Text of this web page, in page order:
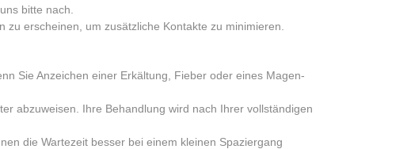
bitte nach.
erscheinen, um zusätzliche Kontakte zu minimieren.
Sie Anzeichen einer Erkältung, Fieber oder eines Magen-
abzuweisen. Ihre Behandlung wird nach Ihrer vollständigen
die Wartezeit besser bei einem kleinen Spaziergang